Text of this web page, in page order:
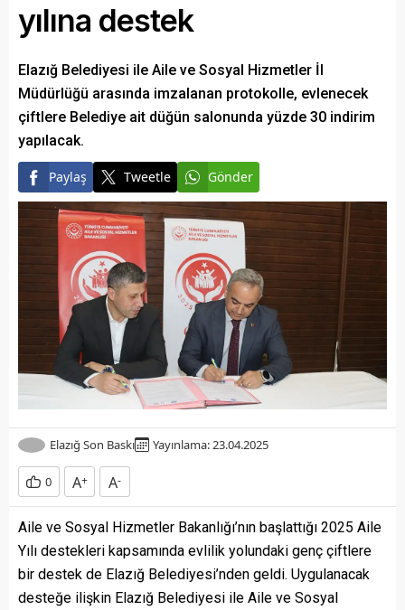
yılına destek
Elazığ Belediyesi ile Aile ve Sosyal Hizmetler İl
Müdürlüğü arasında imzalanan protokolle, evlenecek
çiftlere Belediye ait düğün salonunda yüzde 30 indirim
yapılacak.
Paylaş Tweetle Gönder
Elazığ Son Baskı Yayınlama: 23.04.2025
0 A+ A-
Aile ve Sosyal Hizmetler Bakanlığı’nın başlattığı 2025 Aile
Yılı destekleri kapsamında evlilik yolundaki genç çiftlere
bir destek de Elazığ Belediyesi’nden geldi. Uygulanacak
desteğe ilişkin Elazığ Belediyesi ile Aile ve Sosyal